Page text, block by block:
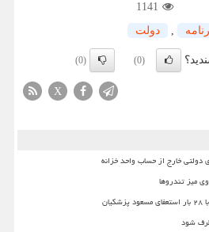
1141
, دولت
(0)
(0)
X
میز تندروها
شود